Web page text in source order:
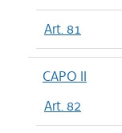
Art. 81
CAPO II
Art. 82